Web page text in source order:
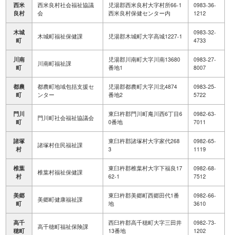
西米
良村
西米良村社会福祉協議
会
児湯郡西米良村大字村所66-1
西米良村保健センター内
0983-36-
1212
木城
町
木城町福祉保健課 児湯郡木城町大字高城1227-1
0983-32-
4733
川南
町
川南町福祉課
児湯郡川南町大字川南13680
番地1
0983-27-
8007
都農
町
都農町地域包括支援セ
ンター
児湯郡都農町大字川北4874
番地2
0983-25-
5722
門川
町
門川町社会福祉協議会
東臼杵郡門川町庵川西6丁目6
0番地
0982-63-
7011
諸塚
村
諸塚村住民福祉課
東臼杵郡諸塚村大字家代268
3
0982-65-
1119
椎葉
村
椎葉村福祉保健課
東臼杵郡椎葉村大字下福良17
62-1
0982-68-
7512
美郷
町
美郷町健康福祉課
東臼杵郡美郷町西郷田代1番
地
0982-66-
3610
高千
穂町
高千穂町福祉保険課
西臼杵郡高千穂町大字三田井
13番地
0982-73-
1202